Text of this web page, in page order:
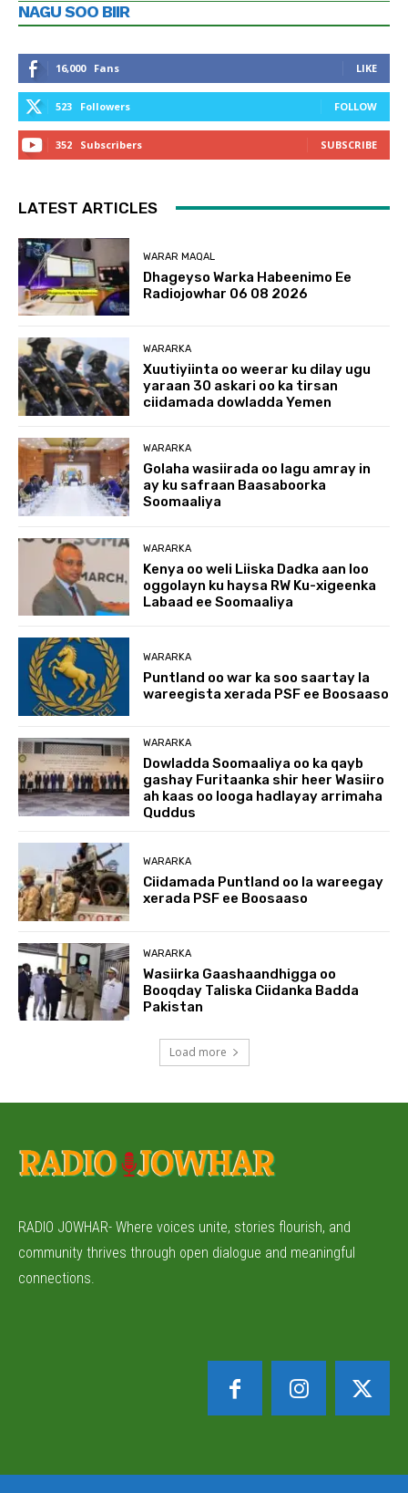
NAGU SOO BIIR
16,000 Fans LIKE
523 Followers FOLLOW
352 Subscribers SUBSCRIBE
LATEST ARTICLES
WARAR MAQAL
Dhageyso Warka Habeenimo Ee
Radiojowhar 06 08 2026
WARARKA
Xuutiyiinta oo weerar ku dilay ugu
yaraan 30 askari oo ka tirsan
ciidamada dowladda Yemen
WARARKA
Golaha wasiirada oo lagu amray in
ay ku safraan Baasaboorka
Soomaaliya
WARARKA
Kenya oo weli Liiska Dadka aan loo
oggolayn ku haysa RW Ku-xigeenka
Labaad ee Soomaaliya
WARARKA
Puntland oo war ka soo saartay la
wareegista xerada PSF ee Boosaaso
WARARKA
Dowladda Soomaaliya oo ka qayb
gashay Furitaanka shir heer Wasiiro
ah kaas oo looga hadlayay arrimaha
Quddus
WARARKA
Ciidamada Puntland oo la wareegay
xerada PSF ee Boosaaso
WARARKA
Wasiirka Gaashaandhigga oo
Booqday Taliska Ciidanka Badda
Pakistan
Load more
RADIO JOWHAR- Where voices unite, stories flourish, and
community thrives through open dialogue and meaningful
connections.